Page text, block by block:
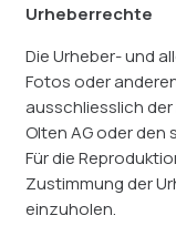
Urheberrechte
Die Urheber- und
Fotos oder
ausschliesslich der
Olten AG oder
Für die
Zustimmung der
einzuholen.